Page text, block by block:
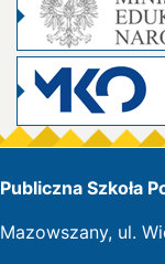
Publiczna Szkoła
Mazowszany, ul.